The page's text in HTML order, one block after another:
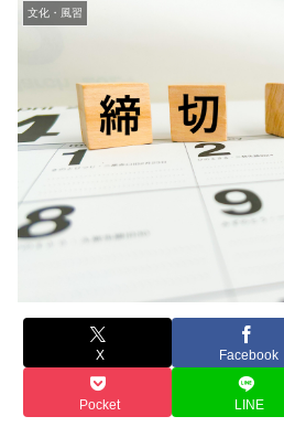
文化・風習
X Facebook
Pocket LINE